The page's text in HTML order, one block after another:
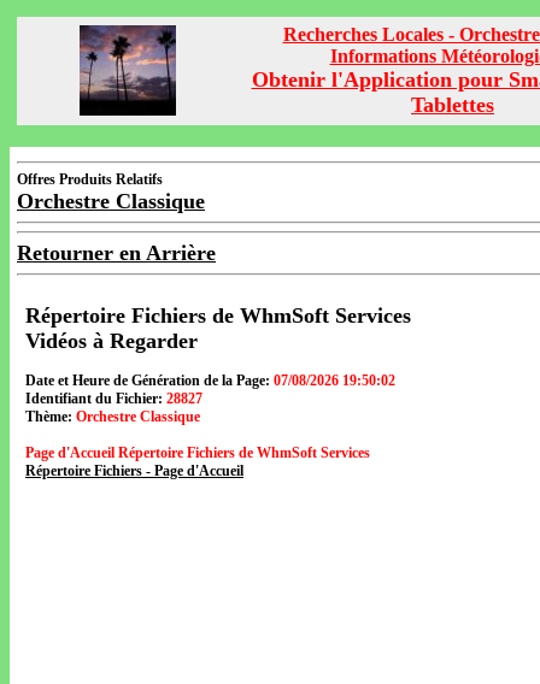
Recherches Locales -
Informations
Obtenir l'Application pour
Tablettes
Offres Produits Relatifs
Orchestre Classique
Retourner en Arrière
Répertoire Fichiers de WhmSoft Services
Vidéos à Regarder
Date et Heure de Génération de la Page: 07/08/2026 19:50:02
Identifiant du Fichier: 28827
Thème: Orchestre Classique
Page d'Accueil Répertoire Fichiers de WhmSoft Services
Répertoire Fichiers - Page d'Accueil